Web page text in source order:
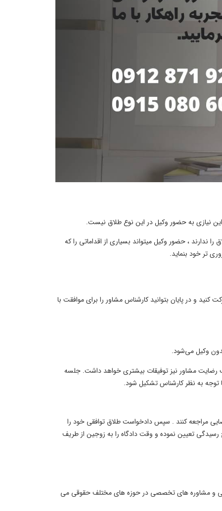
نیازی به حضور وکیل در این نوع طلاق نیست.
ندارند ، حضور وکیل میتواند بسیاری از اقداماتی را که
تر خود بنماید.
و در پایان بتوانید کارشناس مشاور را برای موافقت با
وکیل می‌شود.
رضایت مشاور نیز توفیقات بیشتری خواهد داشت. جلسه
مراجعه کنند . سپس دادخواست طلاق توافقی خود را
رسیدگی تعیین نموده و وقت دادگاه را به زوجین از طریف
و مشاوره های تخصصی در حوزه های مختلف حقوقی می